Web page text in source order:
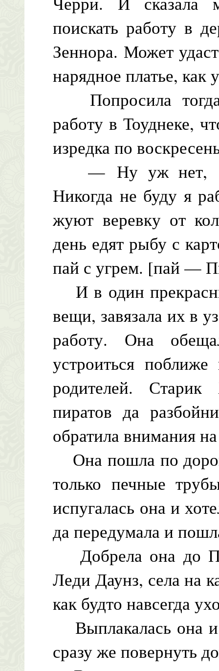
поискать работу в
Зеннора. Может
нарядное платье, как
Попросила тогда
работу в Тоуднеке,
изредка по
— Ну уж нет, —
Никогда не буду я
жуют веревку от
день едят рыбу с
пай с угрем. [пай —
И в один
вещи, завязала их в
работу. Она
устроиться
родителей. Старик
пиратов да
обратила внимания
Она пошла по
только печные
испугалась она и
да передумала и
Добрела она до
Леди Даунз, села на
как будто навсегда
Выплакалась она
сразу же повернуть